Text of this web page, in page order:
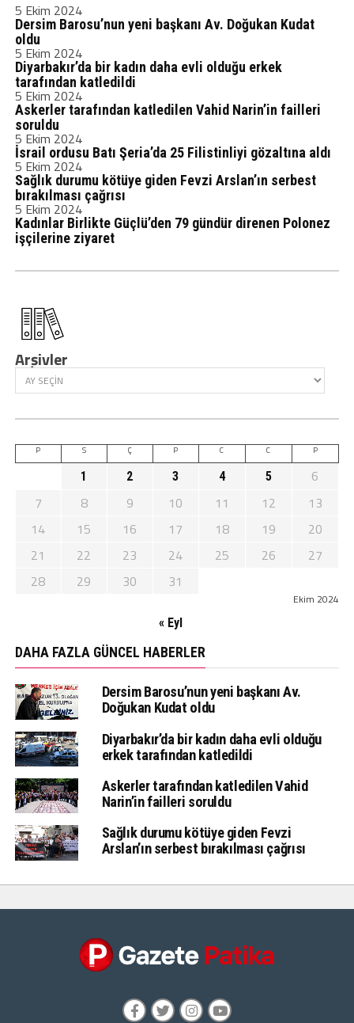
5 Ekim 2024
Dersim Barosu’nun yeni başkanı Av. Doğukan Kudat
oldu
5 Ekim 2024
Diyarbakır’da bir kadın daha evli olduğu erkek
tarafından katledildi
5 Ekim 2024
Askerler tarafından katledilen Vahid Narin’in failleri
soruldu
5 Ekim 2024
İsrail ordusu Batı Şeria’da 25 Filistinliyi gözaltına aldı
5 Ekim 2024
Sağlık durumu kötüye giden Fevzi Arslan’ın serbest
bırakılması çağrısı
5 Ekim 2024
Kadınlar Birlikte Güçlü’den 79 gündür direnen Polonez
işçilerine ziyaret
Arşivler
Ekim 2024
P S Ç P C C P
1 2 3 4 5
6
7
8 9 10 11 12
13
14
15 16 17 18 19
20
21
22 23 24 25 26
27
28
29 30 31
« Eyl
DAHA FAZLA GÜNCEL HABERLER
Dersim Barosu’nun yeni başkanı Av.
Doğukan Kudat oldu
Diyarbakır’da bir kadın daha evli olduğu
erkek tarafından katledildi
Askerler tarafından katledilen Vahid
Narin’in failleri soruldu
Sağlık durumu kötüye giden Fevzi
Arslan’ın serbest bırakılması çağrısı